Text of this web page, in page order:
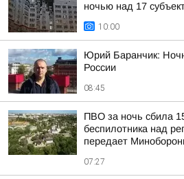
ночью над 17
10:00
Юрий Баранчик:
России
08:45
ПВО за ночь сбила
беспилотника над
передает
07:27